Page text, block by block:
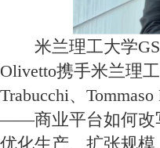
米兰理工大学
Olivetto携手米兰理
Trabucchi、
——商业平台如何改
优化生产、扩张规